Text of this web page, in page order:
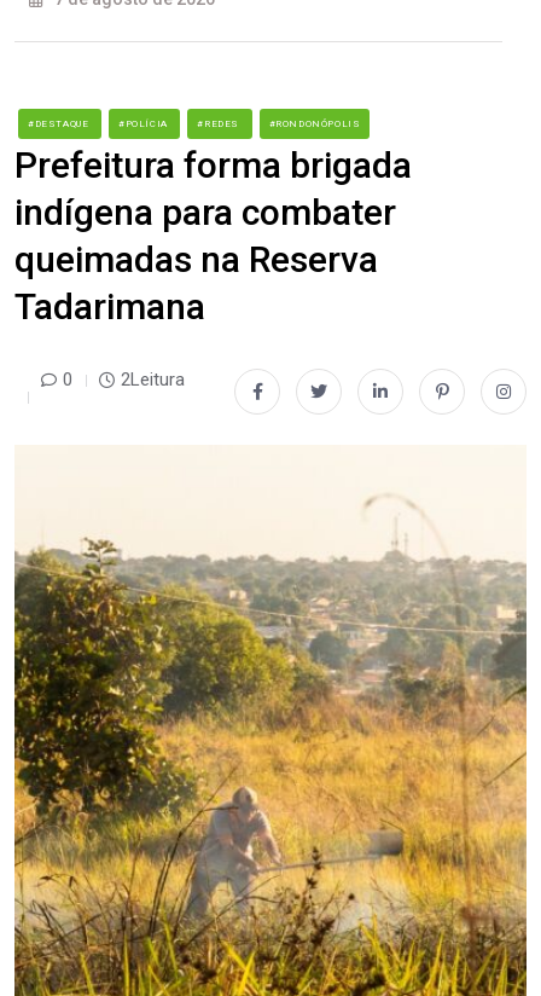
#DESTAQUE #POLÍCIA #REDES #RONDONÓPOLIS
Prefeitura forma brigada
indígena para combater
queimadas na Reserva
Tadarimana
0 2Leitura